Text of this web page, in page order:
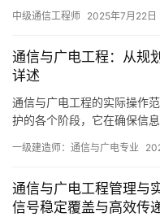
中级通信工程师 2025年7月22日
通信与广电工程：从规
详述
通信与广电工程的实际操作
护的各个阶段，它在确保信
述。
一级建造师：通信与广电专业
通信与广电工程管理与
信号稳定覆盖与高效传